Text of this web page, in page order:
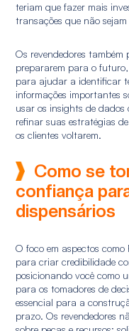
teriam que fazer mais
transações que não
Os revendedores também
prepararem para o
para ajudar a identificar
informações importantes
usar os insights de
refinar suas estratégias
os clientes voltarem.
Como se
confiança
dispensários
O foco em aspectos
para criar credibilidade
posicionando você como
para os tomadores de
essencial para a
prazo. Os revendedores